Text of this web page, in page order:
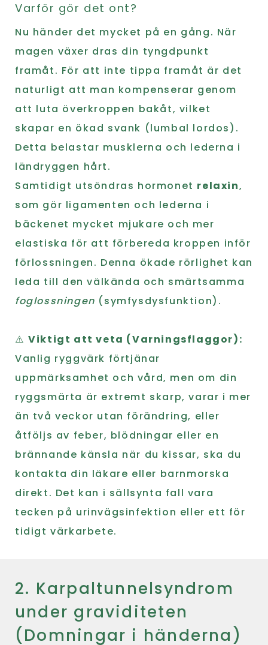
Varför gör det ont?
Nu händer det mycket på en gång. När
magen växer dras din tyngdpunkt
framåt. För att inte tippa framåt är det
naturligt att man kompenserar genom
att luta överkroppen bakåt, vilket
skapar en ökad svank (lumbal lordos).
Detta belastar musklerna och lederna i
ländryggen hårt.
Samtidigt utsöndras hormonet relaxin,
som gör ligamenten och lederna i
bäckenet mycket mjukare och mer
elastiska för att förbereda kroppen inför
förlossningen. Denna ökade rörlighet kan
leda till den välkända och smärtsamma
foglossningen (symfysdysfunktion).
⚠️Viktigt att veta (Varningsflaggor):
Vanlig ryggvärk förtjänar
uppmärksamhet och vård, men om din
ryggsmärta är extremt skarp, varar i mer
än två veckor utan förändring, eller
åtföljs av feber, blödningar eller en
brännande känsla när du kissar, ska du
kontakta din läkare eller barnmorska
direkt. Det kan i sällsynta fall vara
tecken på urinvägsinfektion eller ett för
tidigt värkarbete.
2. Karpaltunnelsyndrom
under graviditeten
(Domningar i händerna)